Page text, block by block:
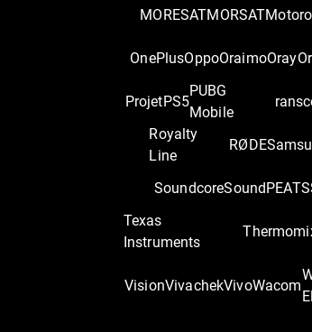
MORESATMORSAT
OnePlusOppoOraimoOray
ProjetPS5
PUBG
Mobile
Royalty
Line
RØDE
SoundcoreSoundPEATS
Texas
Instruments
VisionVivachekVivoWacom